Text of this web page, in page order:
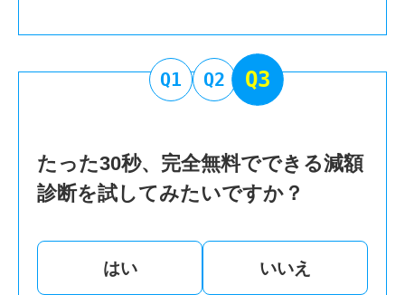
Q1 Q2 Q3
たった30秒、完全無料でできる減額
診断を試してみたいですか？
はい いいえ